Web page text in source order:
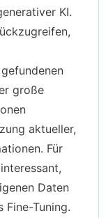
KI.
große
aktueller,
Für
Daten
Fine-Tuning.